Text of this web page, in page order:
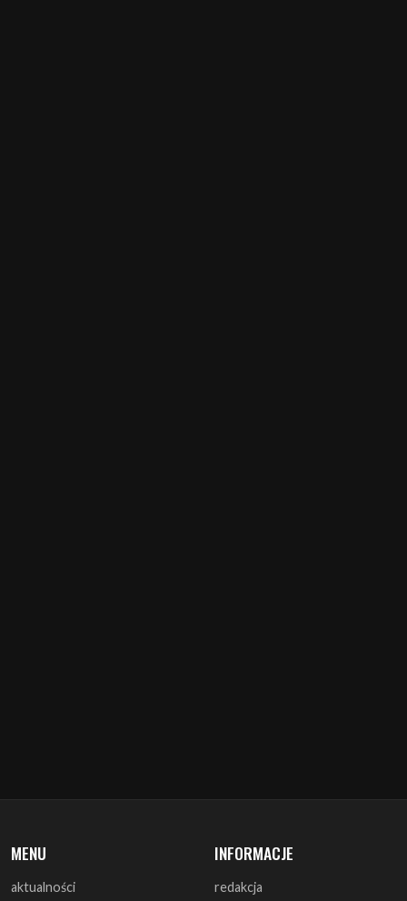
aktualności
zapowiedzi
recenzje
redakcja
warunki prawne
polityka cookies